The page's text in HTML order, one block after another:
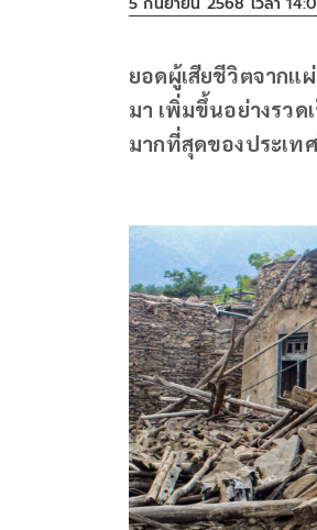
ยอดผู้เสียชีวิตจาก
มา เพิ่มขึ้นอย่างรว
มากที่สุดของประเท